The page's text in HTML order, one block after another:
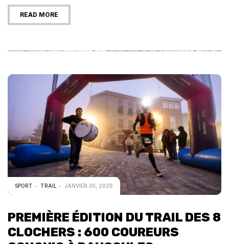
READ MORE
SPORT TRAIL JANVIER 30, 2026
PREMIÈRE ÉDITION DU TRAIL DES 8
CLOCHERS : 600 COUREURS